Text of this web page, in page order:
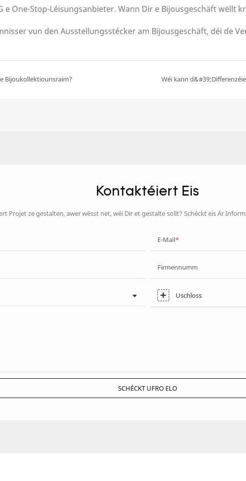
e One-Stop-Léisungsanbieter. Wann Dir e Bijousgeschäft wëllt
Bijoukollektiounsraim?
Kontaktéiert Eis
Projet ze gestalten, awer wësst net, wéi Dir et gestalte sollt? Schéckt eis Är
E-Mail
Firmennumm
Uschloss
SCHÉCKT UFRO ELO